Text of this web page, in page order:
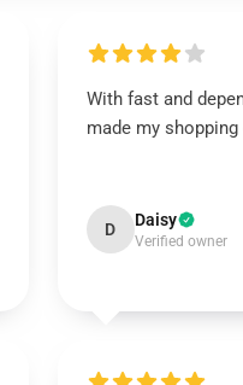
With fast and
made my
D Daisy
Verified owner